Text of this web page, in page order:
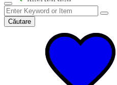
Căutare